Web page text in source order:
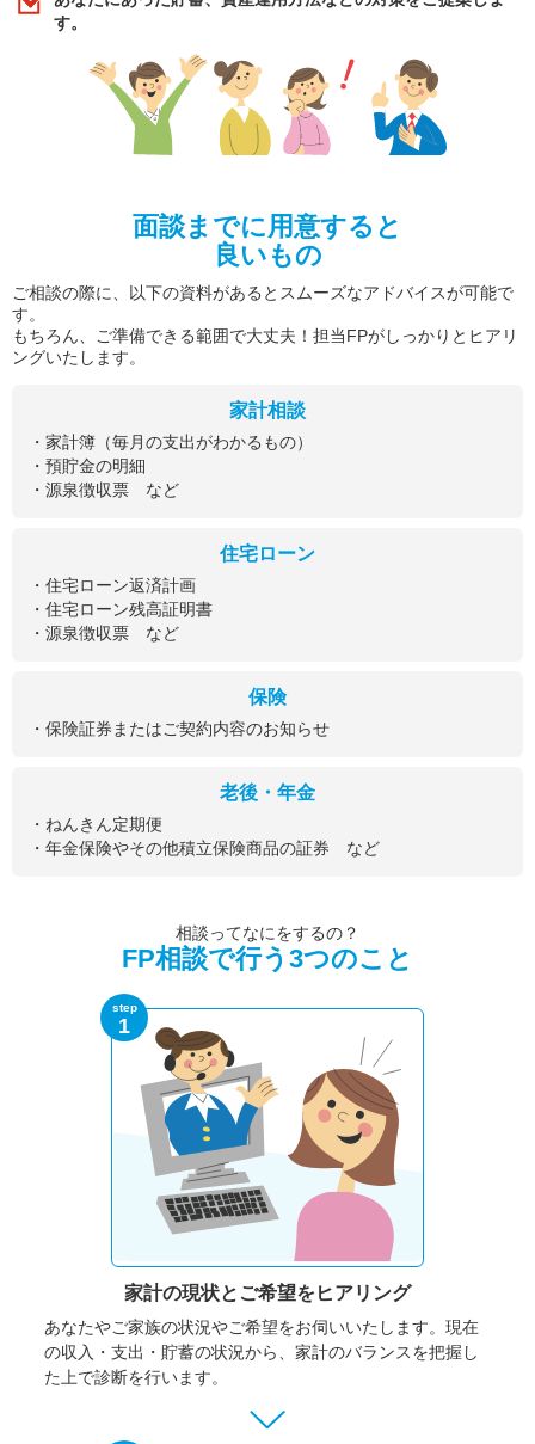
す。
面談までに用意すると
良いもの
ご相談の際に、以下の資料があるとスムーズなアドバイスが可能で
す。
もちろん、ご準備できる範囲で大丈夫！担当FPがしっかりとヒアリ
ングいたします。
家計相談
・家計簿（毎月の支出がわかるもの）
・預貯金の明細
・源泉徴収票 など
住宅ローン
・住宅ローン返済計画
・住宅ローン残高証明書
・源泉徴収票 など
保険
・保険証券またはご契約内容のお知らせ
老後・年金
・ねんきん定期便
・年金保険やその他積立保険商品の証券 など
相談ってなにをするの？
FP相談で行う3つのこと
step
1
家計の現状と ご希望をヒアリング
あなたやご家族の状況やご希望をお伺いいたします。 現在
の収入・支出・貯蓄の状況から、家計のバランスを把握し
た上で診断を行います。